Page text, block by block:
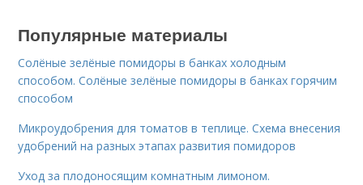
Популярные материалы
Солёные зелёные помидоры в банках холодным
способом. Солёные зелёные помидоры в банках горячим
способом
Микроудобрения для томатов в теплице. Схема внесения
удобрений на разных этапах развития помидоров
Уход за плодоносящим комнатным лимоном.